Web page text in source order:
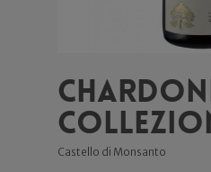
Castello di Monsanto